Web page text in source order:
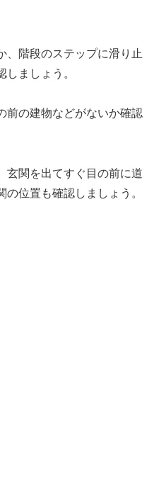
、階段のステップに滑り止
ましょう。
前の建物などがないか確認
玄関を出てすぐ目の前に道
位置も確認しましょう。